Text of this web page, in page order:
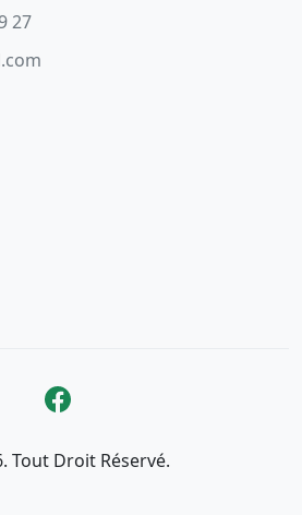
27
Tout Droit Réservé.